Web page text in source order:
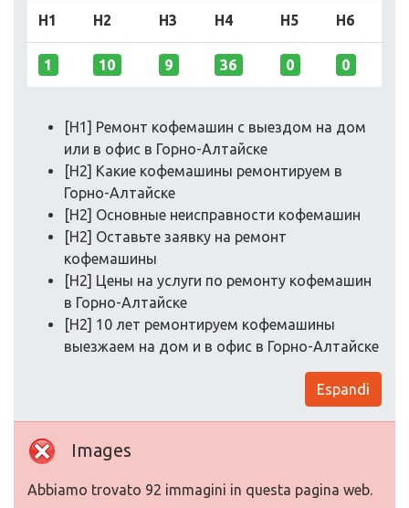
H1 H2 H3 H4 H5 H6
1 10 9 36 0 0
[H1] Ремонт кофемашин с выездом на дом
или в офис в Горно-Алтайске
[H2] Какие кофемашины ремонтируем в
Горно-Алтайске
[H2] Основные неисправности кофемашин
[H2] Оставьте заявку на ремонт
кофемашины
[H2] Цены на услуги по ремонту кофемашин
в Горно-Алтайске
[H2] 10 лет ремонтируем кофемашины
выезжаем на дом и в офис в Горно-Алтайске
Espandi
Images
Abbiamo trovato 92 immagini in questa pagina web.